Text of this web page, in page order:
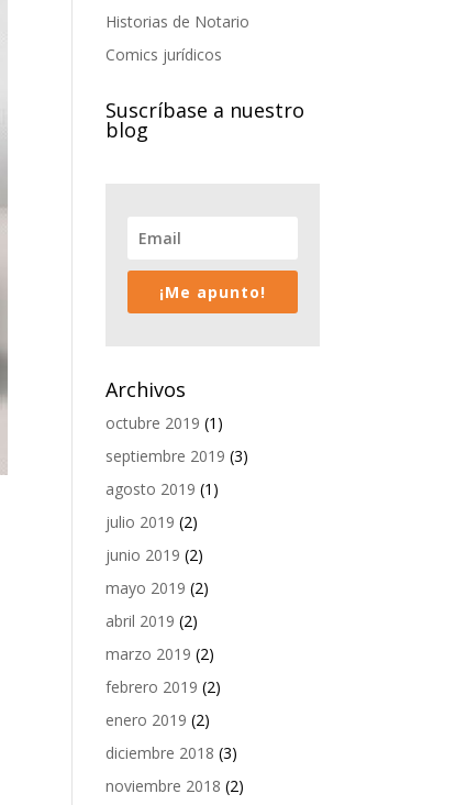
Historias de Notario
Comics jurídicos
Suscríbase a nuestro
blog
¡Me apunto!
Archivos
octubre 2019 (1)
septiembre 2019 (3)
agosto 2019 (1)
julio 2019 (2)
junio 2019 (2)
mayo 2019 (2)
abril 2019 (2)
marzo 2019 (2)
febrero 2019 (2)
enero 2019 (2)
diciembre 2018 (3)
noviembre 2018 (2)